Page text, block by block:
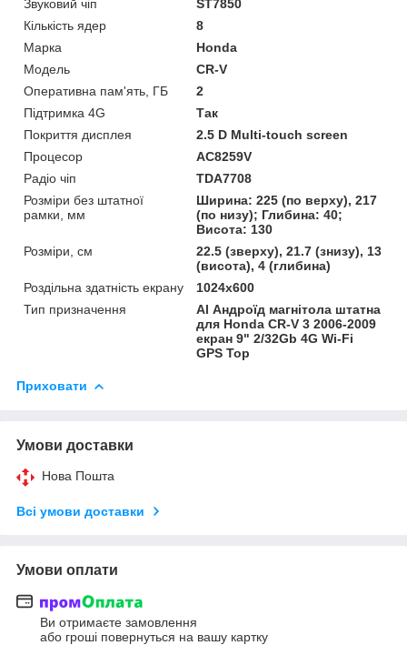
Звуковий чіп
ST7850
Кількість ядер
8
Марка
Honda
Мoдель
CR-V
Оперативна пам'ять, ГБ
2
Підтримка 4G
Так
Покриття дисплея
2.5 D Multi-touch screen
Процесор
AC8259V
Радіо чіп
TDA7708
Розміри без штатної
рамки, мм
Ширина: 225 (по верху), 217
(по низу); Глибина: 40;
Висота: 130
Розміри, см
22.5 (зверху), 21.7 (знизу), 13
(висота), 4 (глибина)
Роздільна здатність екрану
1024х600
Тип призначення
Al Андроїд магнітола штатна
для Honda CR-V 3 2006-2009
екран 9" 2/32Gb 4G Wi-Fi
GPS Top
Приховати
Умови доставки
Нова Пошта
Всі умови доставки
Умови оплати
Ви отримаєте замовлення
або гроші повернуться на вашу картку